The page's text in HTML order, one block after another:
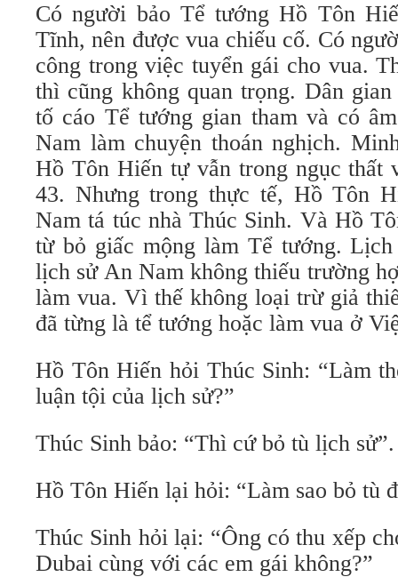
Có người bảo Tể tướng Hồ Tôn
Tĩnh, nên được vua chiếu cố. Có
công trong việc tuyển gái cho vua.
thì cũng không quan trọng. Dân
tố cáo Tể tướng gian tham và có
Nam làm chuyện thoán nghịch.
Hồ Tôn Hiến tự vẫn trong ngục thất
43. Nhưng trong thực tế, Hồ Tôn
Nam tá túc nhà Thúc Sinh. Và Hồ
từ bỏ giấc mộng làm Tể tướng.
lịch sử An Nam không thiếu trường
làm vua. Vì thế không loại trừ giả
đã từng là tể tướng hoặc làm vua ở
Hồ Tôn Hiến hỏi Thúc Sinh: “Làm
luận tội của lịch sử?”
Thúc Sinh bảo: “Thì cứ bỏ tù lịch sử”.
Hồ Tôn Hiến lại hỏi: “Làm sao bỏ tù
Thúc Sinh hỏi lại: “Ông có thu xếp
Dubai cùng với các em gái không?”